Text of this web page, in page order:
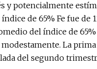
y potencialmente
de 65% Fe fue de
del índice de 65%
La
del segundo